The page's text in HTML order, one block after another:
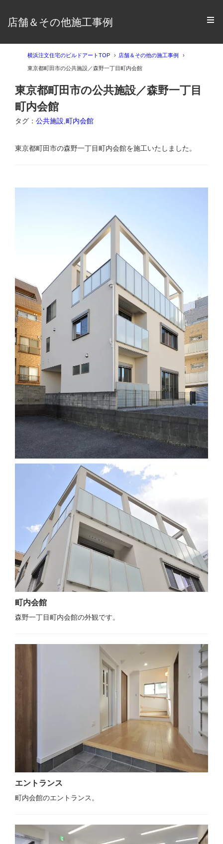
店舗＆その他施工事例
横浜注文住宅のビルドアートTOP 店舗＆その他の施工事例
東京都町田市の公共施設／森野一丁目町内会館
東京都町田市の公共施設／森野一丁目
町内会館
タグ： 公共施設 町内会館
東京都町田市の森野一丁目町内会館を施工いたしました。
町内会館
森野一丁目町内会館の外観です。
エントランス
町内会館のエントランス。